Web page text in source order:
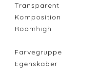
Transparent
Komposition
Roomhigh
Farvegruppe
Egenskaber